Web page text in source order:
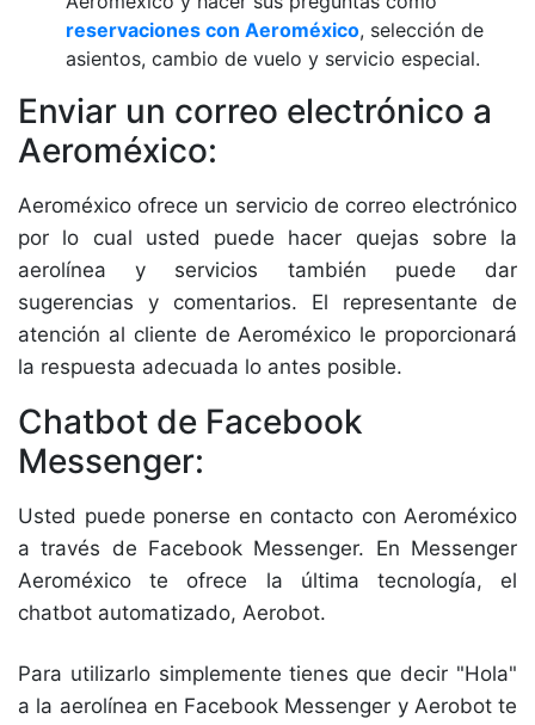
reservaciones con Aeroméxico, selección de
asientos, cambio de vuelo y servicio especial.
Enviar un correo electrónico a
Aeroméxico:
Aeroméxico ofrece un servicio de correo electrónico
por lo cual usted puede hacer quejas sobre la
aerolínea y servicios también puede dar
sugerencias y comentarios. El representante de
atención al cliente de Aeroméxico le proporcionará
la respuesta adecuada lo antes posible.
Chatbot de Facebook
Messenger:
Usted puede ponerse en contacto con Aeroméxico
a través de Facebook Messenger. En Messenger
Aeroméxico te ofrece la última tecnología, el
chatbot automatizado, Aerobot.
Para utilizarlo simplemente tienes que decir "Hola"
a la aerolínea en Facebook Messenger y Aerobot te